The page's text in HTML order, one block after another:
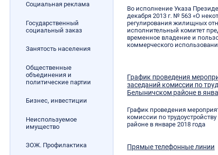
Социальная реклама
Государственный
социальный заказ
Занятость населения
Общественные
объединения и
политические партии
Бизнес, инвестиции
Неиспользуемое
имущество
ЗОЖ. Профилактика
Во исполнение Указа
декабря 2013 г. № 563 «О
регулирования жилищных
исполнительный комитет
временное владение и
коммерческого
График проведения
заседаний комиссии по
Белыничском районе в
График проведения
комиссии по
районе в январе 2018 года
Прямые телефонные линии